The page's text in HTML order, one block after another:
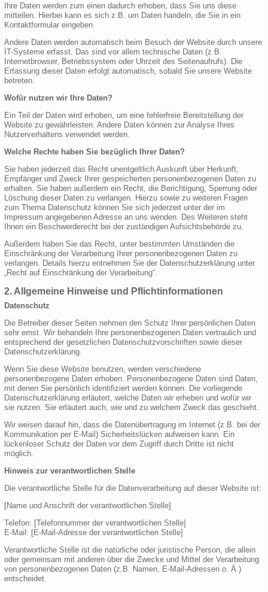
Ihre Daten werden zum einen dadurch erhoben, dass Sie uns diese
mitteilen. Hierbei kann es sich z.B. um Daten handeln, die Sie in ein
Kontaktformular eingeben.
Andere Daten werden automatisch beim Besuch der Website durch unsere
IT-Systeme erfasst. Das sind vor allem technische Daten (z.B.
Internetbrowser, Betriebssystem oder Uhrzeit des Seitenaufrufs). Die
Erfassung dieser Daten erfolgt automatisch, sobald Sie unsere Website
betreten.
Wofür nutzen wir Ihre Daten?
Ein Teil der Daten wird erhoben, um eine fehlerfreie Bereitstellung der
Website zu gewährleisten. Andere Daten können zur Analyse Ihres
Nutzerverhaltens verwendet werden.
Welche Rechte haben Sie bezüglich Ihrer Daten?
Sie haben jederzeit das Recht unentgeltlich Auskunft über Herkunft,
Empfänger und Zweck Ihrer gespeicherten personenbezogenen Daten zu
erhalten. Sie haben außerdem ein Recht, die Berichtigung, Sperrung oder
Löschung dieser Daten zu verlangen. Hierzu sowie zu weiteren Fragen
zum Thema Datenschutz können Sie sich jederzeit unter der im
Impressum angegebenen Adresse an uns wenden. Des Weiteren steht
Ihnen ein Beschwerderecht bei der zuständigen Aufsichtsbehörde zu.
Außerdem haben Sie das Recht, unter bestimmten Umständen die
Einschränkung der Verarbeitung Ihrer personenbezogenen Daten zu
verlangen. Details hierzu entnehmen Sie der Datenschutzerklärung unter
„Recht auf Einschränkung der Verarbeitung“.
2. Allgemeine Hinweise und Pflichtinformationen
Datenschutz
Die Betreiber dieser Seiten nehmen den Schutz Ihrer persönlichen Daten
sehr ernst. Wir behandeln Ihre personenbezogenen Daten vertraulich und
entsprechend der gesetzlichen Datenschutzvorschriften sowie dieser
Datenschutzerklärung.
Wenn Sie diese Website benutzen, werden verschiedene
personenbezogene Daten erhoben. Personenbezogene Daten sind Daten,
mit denen Sie persönlich identifiziert werden können. Die vorliegende
Datenschutzerklärung erläutert, welche Daten wir erheben und wofür wir
sie nutzen. Sie erläutert auch, wie und zu welchem Zweck das geschieht.
Wir weisen darauf hin, dass die Datenübertragung im Internet (z.B. bei der
Kommunikation per E-Mail) Sicherheitslücken aufweisen kann. Ein
lückenloser Schutz der Daten vor dem Zugriff durch Dritte ist nicht
möglich.
Hinweis zur verantwortlichen Stelle
Die verantwortliche Stelle für die Datenverarbeitung auf dieser Website ist:
[Name und Anschrift der verantwortlichen Stelle]
Telefon: [Telefonnummer der verantwortlichen Stelle]
E-Mail: [E-Mail-Adresse der verantwortlichen Stelle]
Verantwortliche Stelle ist die natürliche oder juristische Person, die allein
oder gemeinsam mit anderen über die Zwecke und Mittel der Verarbeitung
von personenbezogenen Daten (z.B. Namen, E-Mail-Adressen o. Ä.)
entscheidet.